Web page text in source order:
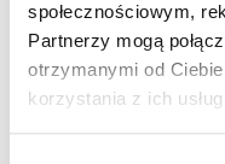
społecznościowym,
Partnerzy mogą
otrzymanymi od
korzystania z ich
Alfaparf Milano